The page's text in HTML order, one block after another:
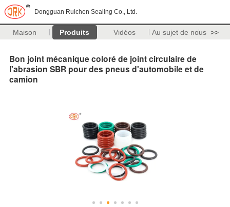
Dongguan Ruichen Sealing Co., Ltd.
Maison Produits Vidéos Au sujet de nous >>
Bon joint mécanique coloré de joint circulaire de
l'abrasion SBR pour des pneus d'automobile et de
camion